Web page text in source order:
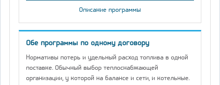
Описание программы
Обе программы по одному договору
Нормативы потерь и удельный расход топлива в одной
поставке. Обычный выбор теплоснабжающей
организации, у которой на балансе и сети, и котельные.